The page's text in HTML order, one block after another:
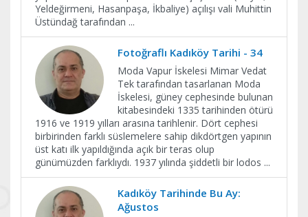
Yeldeğirmeni, Hasanpaşa, İkbaliye) açılışı vali Muhittin
Üstündağ tarafından ...
Fotoğraflı Kadıköy Tarihi - 34
Moda Vapur İskelesi Mimar Vedat
Tek tarafından tasarlanan Moda
İskelesi, güney cephesinde bulunan
kitabesindeki 1335 tarihinden ötürü
1916 ve 1919 yılları arasına tarihlenir. Dört cephesi
birbirinden farklı süslemelere sahip dikdörtgen yapının
üst katı ilk yapıldığında açık bir teras olup
günümüzden farklıydı. 1937 yılında şiddetli bir lodos ...
Kadıköy Tarihinde Bu Ay:
Ağustos